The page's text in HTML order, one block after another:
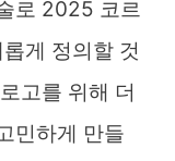
로 2025 코르
게 정의할 것
고를 위해 더
민하게 만들